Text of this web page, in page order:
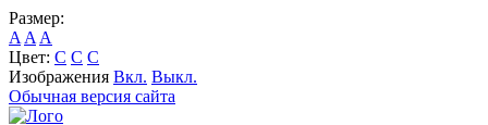
Размер:
A A A
Цвет: C C C
Изображения Вкл. Выкл.
Обычная версия сайта